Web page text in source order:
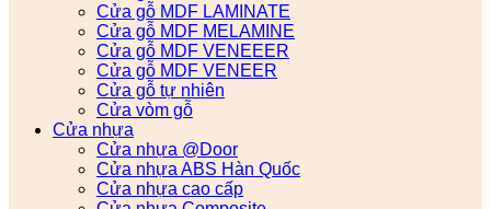
Cửa gỗ MDF LAMINATE
Cửa gỗ MDF MELAMINE
Cửa gỗ MDF VENEEER
Cửa gỗ MDF VENEER
Cửa gỗ tự nhiên
Cửa vòm gỗ
Cửa nhựa
Cửa nhựa @Door
Cửa nhựa ABS Hàn Quốc
Cửa nhựa cao cấp